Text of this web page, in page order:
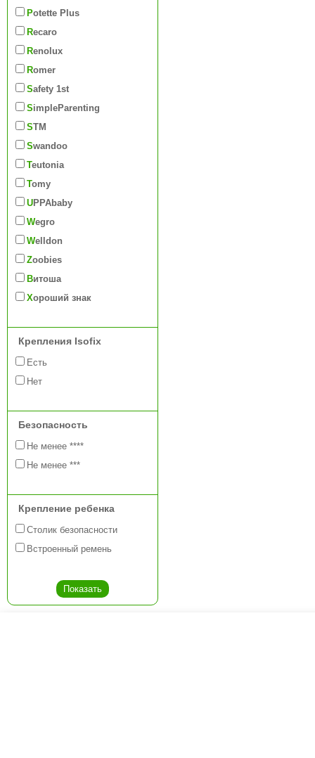
Potette Plus
Recaro
Renolux
Romer
Safety 1st
SimpleParenting
STM
Swandoo
Teutonia
Tomy
UPPAbaby
Wegro
Welldon
Zoobies
Витоша
Хороший знак
Крепления Isofix
Есть
Нет
Безопасность
Не менее ****
Не менее ***
Крепление ребенка
Столик безопасности
Встроенный ремень